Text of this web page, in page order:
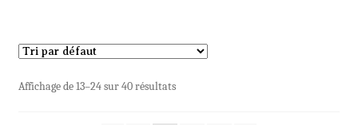
Affichage de 13–24 sur 40 résultats